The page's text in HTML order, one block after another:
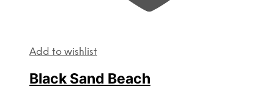
Add to wishlist
Black Sand Beach